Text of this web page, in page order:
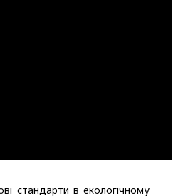
стандарти в екологічному